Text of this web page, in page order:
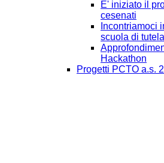
E' iniziato il
cesenati
Incontriamoci
scuola di tutela
Hackathon
Progetti PCTO a.s.